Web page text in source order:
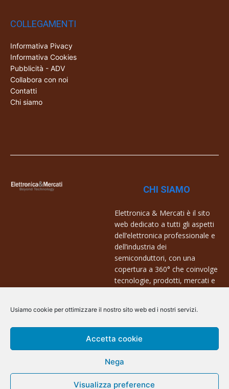
Usiamo cookie per ottimizzare il nostro sito web ed i nostri servizi.
Accetta cookie
Nega
Visualizza preference
COLLEGAMENTI
Informativa Pivacy
Informativa Cookies
Pubblicità - ADV
Collabora con noi
Contatti
Chi siamo
CHI SIAMO
Elettronica & Mercati è il sito
web dedicato a tutti gli aspetti
dell’elettronica professionale e
dell’industria dei
semiconduttori, con una
copertura a 360° che coinvolge
tecnologie, prodotti, mercati e
Contatti:
info@arscommunication.it
@ArsCommunication 2023